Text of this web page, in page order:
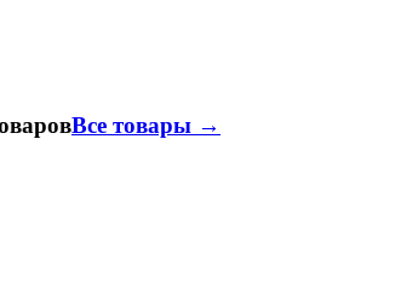
Все товары →